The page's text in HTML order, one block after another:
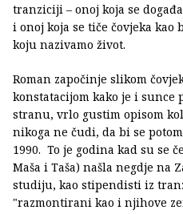
tranziciji – onoj koja se
i onoj koja se tiče čovjeka
koju nazivamo život.
Roman započinje slikom
konstatacijom kako je i
stranu, vrlo gustim opisom
nikoga ne čudi, da bi se
1990. To je godina kad su se
Maša i Taša) našla negdje na
studiju, kao stipendisti iz
"razmontirani kao i njihove